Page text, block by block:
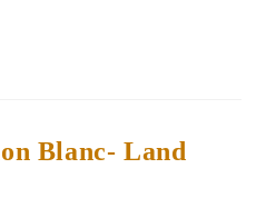
Blanc- Land